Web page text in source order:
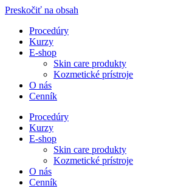
Preskočiť na obsah
Procedúry
Kurzy
E-shop
Skin care produkty
Kozmetické prístroje
O nás
Cenník
Procedúry
Kurzy
E-shop
Skin care produkty
Kozmetické prístroje
O nás
Cenník